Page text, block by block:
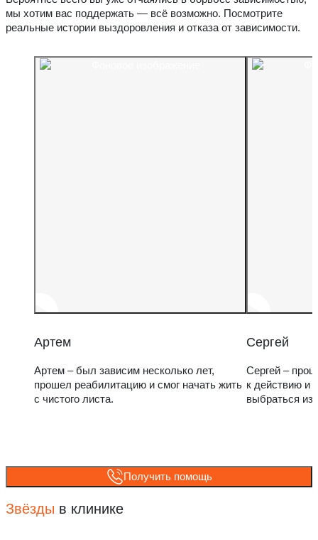
мы хотим вас поддержать — всё возможно. Посмотрите
реальные истории выздоровления и отказа от зависимости.
Артем
Артем – был зависим несколько лет,
прошел реабилитацию и смог начать жить
с чистого листа.
Сергей
Сергей –
к действию и
выбраться из
Получить помощь
Звёзды в клинике